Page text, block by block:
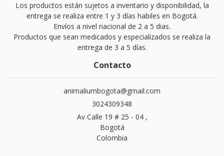
Los productos están sujetos a inventario y disponibilidad, la
entrega se realiza entre 1 y 3 días habiles en Bogotá.
Envíos a nivel nacional de 2 a 5 dias.
Productos que sean medicados y especializados se realiza la
entrega de 3 a 5 días.
Contacto
animaliumbogota@gmail.com
3024309348
Av Calle 19 # 25 - 04 ,
Bogotá
Colombia